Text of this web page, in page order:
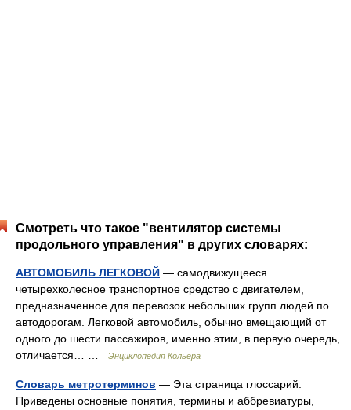
Смотреть что такое "вентилятор системы
продольного управления" в других словарях:
АВТОМОБИЛЬ ЛЕГКОВОЙ — самодвижущееся
четырехколесное транспортное средство с двигателем,
предназначенное для перевозок небольших групп людей по
автодорогам. Легковой автомобиль, обычно вмещающий от
одного до шести пассажиров, именно этим, в первую очередь,
отличается… …
Энциклопедия Кольера
Словарь метротерминов — Эта страница глоссарий.
Приведены основные понятия, термины и аббревиатуры,